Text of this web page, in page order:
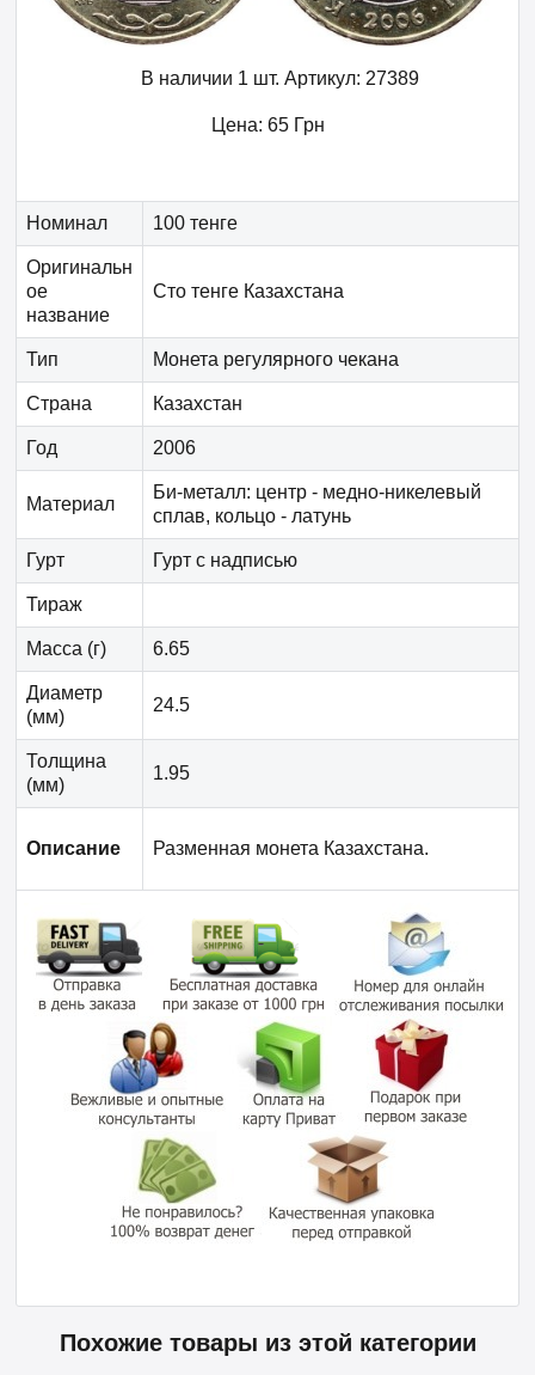
В наличии 1 шт. Артикул: 27389
Цена: 65 Грн
Номинал 100 тенге
Оригинальн
ое
название
Сто тенге Казахстана
Тип Монета регулярного чекана
Страна Казахстан
Год 2006
Материал
Би-металл: центр - медно-никелевый
сплав, кольцо - латунь
Гурт Гурт с надписью
Тираж
Масса (г) 6.65
Диаметр
(мм)
24.5
Толщина
(мм)
1.95
Описание Разменная монета Казахстана.
Похожие товары из этой категории